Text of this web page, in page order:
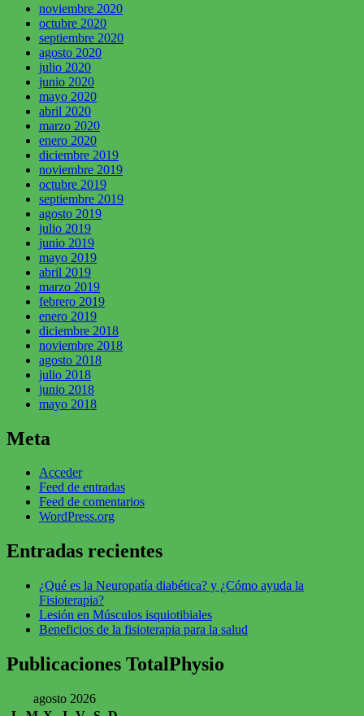
noviembre 2020
octubre 2020
septiembre 2020
agosto 2020
julio 2020
junio 2020
mayo 2020
abril 2020
marzo 2020
enero 2020
diciembre 2019
noviembre 2019
octubre 2019
septiembre 2019
agosto 2019
julio 2019
junio 2019
mayo 2019
abril 2019
marzo 2019
febrero 2019
enero 2019
diciembre 2018
noviembre 2018
agosto 2018
julio 2018
junio 2018
mayo 2018
Meta
Acceder
Feed de entradas
Feed de comentarios
WordPress.org
Entradas recientes
¿Qué es la Neuropatía diabética? y ¿Cómo ayuda la
Fisioterapia?
Lesión en Músculos isquiotibiales
Beneficios de la fisioterapia para la salud
Publicaciones TotalPhysio
agosto 2026